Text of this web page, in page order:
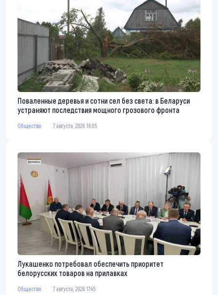
Поваленные деревья и сотни сел без света: в Беларуси
устраняют последствия мощного грозового фронта
Общество 7 августа, 2026 18:05
Лукашенко потребовал обеспечить приоритет
белорусских товаров на прилавках
Общество 7 августа, 2026 17:45